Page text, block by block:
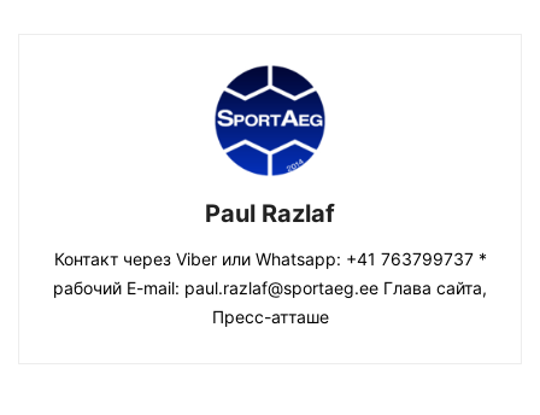
Paul Razlaf
Контакт через Viber или Whatsapp: +41 763799737 *
рабочий E-mail: paul.razlaf@sportaeg.ee Глава сайта,
Пресс-атташе